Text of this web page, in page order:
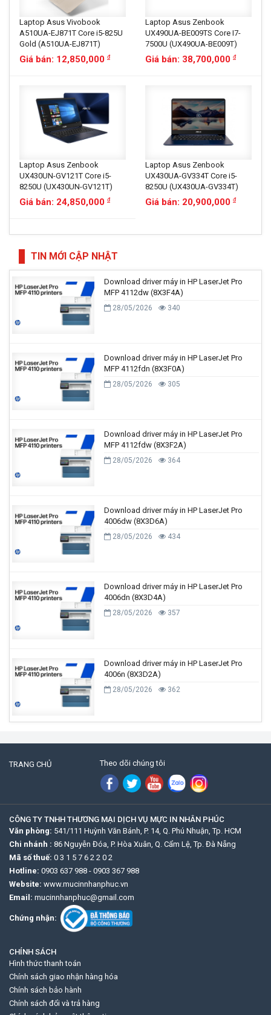
Laptop Asus Vivobook
A510UA-EJ871T Core i5-825U
Gold (A510UA-EJ871T)
Giá bán: 12,850,000 đ
Laptop Asus Zenbook
UX490UA-BE009TS Core I7-
7500U (UX490UA-BE009T)
Giá bán: 38,700,000 đ
Laptop Asus Zenbook
UX430UN-GV121T Core i5-
8250U (UX430UN-GV121T)
Giá bán: 24,850,000 đ
Laptop Asus Zenbook
UX430UA-GV334T Core i5-
8250U (UX430UA-GV334T)
Giá bán: 20,900,000 đ
TIN MỚI CẬP NHẬT
Download driver máy in HP LaserJet Pro
MFP 4112dw (8X3F4A)
28/05/2026 340
Download driver máy in HP LaserJet Pro
MFP 4112fdn (8X3F0A)
28/05/2026 305
Download driver máy in HP LaserJet Pro
MFP 4112fdw (8X3F2A)
28/05/2026 364
Download driver máy in HP LaserJet Pro
4006dw (8X3D6A)
28/05/2026 434
Download driver máy in HP LaserJet Pro
4006dn (8X3D4A)
28/05/2026 357
Download driver máy in HP LaserJet Pro
4006n (8X3D2A)
28/05/2026 362
TRANG CHỦ Theo dõi chúng tôi
CÔNG TY TNHH THƯƠNG MẠI DỊCH VỤ MỰC IN NHÂN PHÚC
Văn phòng: 541/111 Huỳnh Văn Bánh, P. 14, Q. Phú Nhuận, Tp. HCM
Chi nhánh : 86 Nguyễn Đóa, P. Hòa Xuân, Q. Cẩm Lệ, Tp. Đà Nẵng
Mã số thuế: 0 3 1 5 7 6 2 2 0 2
Hotline: 0903 637 988 - 0903 367 988
Website: www.mucinnhanphuc.vn
Email: mucinnhanphuc@gmail.com
Chứng nhận:
CHÍNH SÁCH
Hình thức thanh toán
Chính sách giao nhận hàng hóa
Chính sách bảo hành
Chính sách đổi và trả hàng